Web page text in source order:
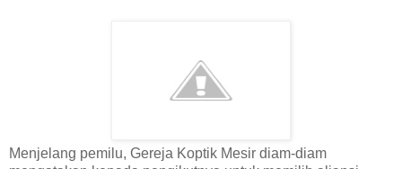
Menjelang pemilu, Gereja Koptik Mesir diam-diam